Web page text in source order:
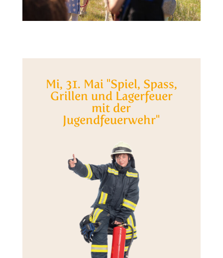
Mi, 31. Mai "Spiel, Spass,
Grillen und Lagerfeuer
mit der
Jugendfeuerwehr"